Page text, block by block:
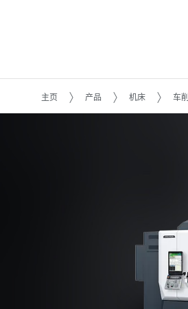
主页 产品 机床 车削